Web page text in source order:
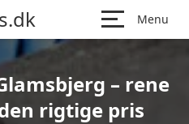
Menu
– rene
rigtige pris